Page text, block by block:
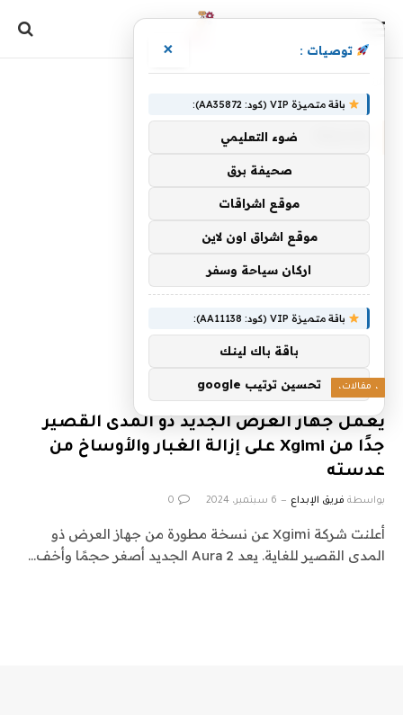
، مقالات،
يعمل جهاز العرض الجديد ذو المدى القصير
جدًا من Xgimi على إزالة الغبار والأوساخ من
عدسته
بواسطة فريق الإبداع 6 سبتمبر، 2024 0
أعلنت شركة Xgimi عن نسخة مطورة من جهاز العرض ذو
المدى القصير للغاية. يعد Aura 2 الجديد أصغر حجمًا وأخف…
توصيات : ×
باقة متميزة VIP (كود: AA35872):
ضوء التعليمي
صحيفة برق
موقع اشراقات
موقع اشراق اون لاين
اركان سياحة وسفر
باقة متميزة VIP (كود: AA11138):
باقة باك لينك
تحسين ترتيب google